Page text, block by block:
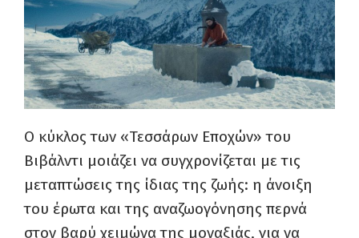
Ο κύκλος των «Τεσσάρων Εποχών» του
Βιβάλντι μοιάζει να συγχρονίζεται με τις
μεταπτώσεις της ίδιας της ζωής: η άνοιξη
του έρωτα και της αναζωογόνησης περνά
στον βαρύ χειμώνα της μοναξιάς, για να